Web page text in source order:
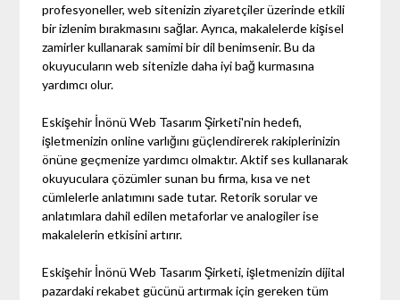
profesyoneller, web sitenizin ziyaretçiler üzerinde etkili
bir izlenim bırakmasını sağlar. Ayrıca, makalelerde kişisel
zamirler kullanarak samimi bir dil benimsenir. Bu da
okuyucuların web sitenizle daha iyi bağ kurmasına
yardımcı olur.
Eskişehir İnönü Web Tasarım Şirketi'nin hedefi,
işletmenizin online varlığını güçlendirerek rakiplerinizin
önüne geçmenize yardımcı olmaktır. Aktif ses kullanarak
okuyuculara çözümler sunan bu firma, kısa ve net
cümlelerle anlatımını sade tutar. Retorik sorular ve
anlatımlara dahil edilen metaforlar ve analogiler ise
makalelerin etkisini artırır.
Eskişehir İnönü Web Tasarım Şirketi, işletmenizin dijital
pazardaki rekabet gücünü artırmak için gereken tüm